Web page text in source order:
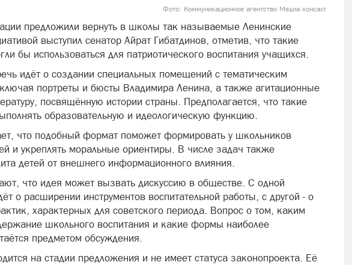
Фото: Коммуникационное агентство Медиа консалт
предложили вернуть в школы так называемые Ленинские
выступил сенатор Айрат Гибатдинов, отметив, что такие
бы использоваться для патриотического воспитания учащихся.
идёт о создании специальных помещений с тематическим
портреты и бюсты Владимира Ленина, а также агитационные
посвящённую истории страны. Предполагается, что такие
образовательную и идеологическую функцию.
что подобный формат поможет формировать у школьников
и укреплять моральные ориентиры. В числе задач также
детей от внешнего информационного влияния.
что идея может вызвать дискуссию в обществе. С одной
о расширении инструментов воспитательной работы, с другой - о
характерных для советского периода. Вопрос о том, каким
школьного воспитания и какие формы наиболее
предметом обсуждения.
на стадии предложения и не имеет статуса законопроекта. Её